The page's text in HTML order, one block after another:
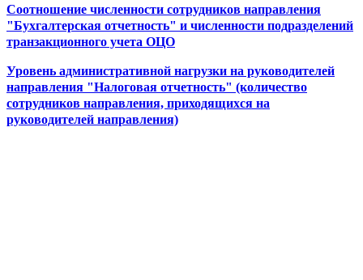
Соотношение численности сотрудников направления
"Бухгалтерская отчетность" и численности подразделений
транзакционного учета ОЦО
Уровень административной нагрузки на руководителей
направления "Налоговая отчетность" (количество
сотрудников направления, приходящихся на
руководителей направления)